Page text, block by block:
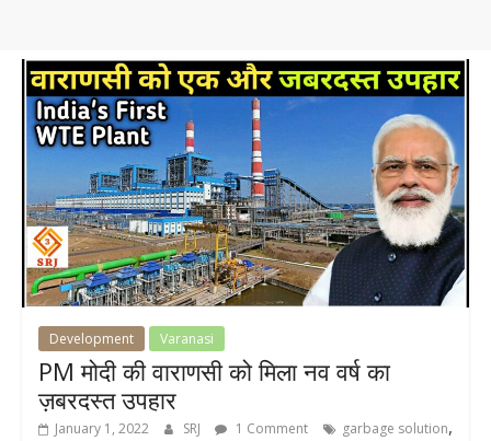
Development Varanasi
PM मोदी की वाराणसी को मिला नव वर्ष का
ज़बरदस्त उपहार
January 1, 2022 SRJ 1 Comment garbage solution,